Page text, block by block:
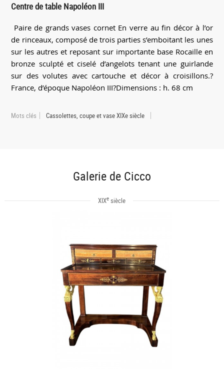
Centre de table Napoléon III
Paire de grands vases cornet En verre au fin décor à l’or
de rinceaux, composé de trois parties s’emboitant les unes
sur les autres et reposant sur importante base Rocaille en
bronze sculpté et ciselé d’angelots tenant une guirlande
sur des volutes avec cartouche et décor à croisillons.?
France, d’époque Napoléon III?Dimensions : h. 68 cm
Mots clés Cassolettes, coupe et vase XIXe siècle
Galerie de Cicco
XIXe siècle